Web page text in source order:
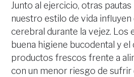
Junto al ejercicio, otras
nuestro estilo de vida influyen
cerebral durante la vejez. Los
buena higiene bucodental y el
productos frescos frente a
con un menor riesgo de sufrir